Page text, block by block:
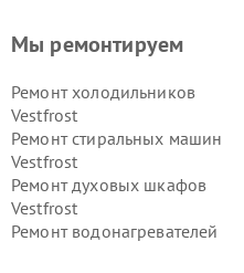
Мы ремонтируем
Ремонт холодильников
Vestfrost
Ремонт стиральных машин
Vestfrost
Ремонт духовых шкафов
Vestfrost
Ремонт водонагревателей